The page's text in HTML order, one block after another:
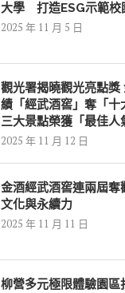
大學 打造ESG示範校
2025 年 11 月 5 日
觀光署揭曉觀光亮點獎
績「經武酒窖」奪「十
三大景點榮獲「最佳人
2025 年 11 月 12 日
金酒經武酒窖連兩屆奪
文化與永續力
2025 年 11 月 11 日
柳營多元極限體驗園區